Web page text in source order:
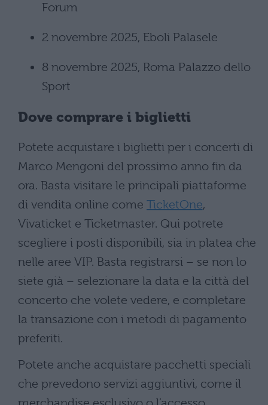
Forum
2 novembre 2025, Eboli Palasele
8 novembre 2025, Roma Palazzo dello
Sport
Dove comprare i biglietti
Potete acquistare i biglietti per i concerti di
Marco Mengoni del prossimo anno fin da
ora. Basta visitare le principali piattaforme
di vendita online come TicketOne,
Vivaticket e Ticketmaster. Qui potrete
scegliere i posti disponibili, sia in platea che
nelle aree VIP. Basta registrarsi – se non lo
siete già – selezionare la data e la città del
concerto che volete vedere, e completare
la transazione con i metodi di pagamento
preferiti.
Potete anche acquistare pacchetti speciali
che prevedono servizi aggiuntivi, come il